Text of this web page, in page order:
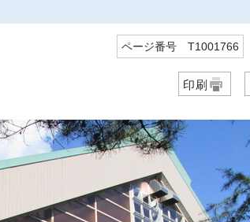
ページ番号 T1001766
印刷